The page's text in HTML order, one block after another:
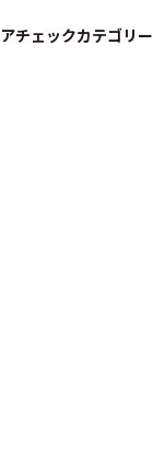
チェックカテゴリー